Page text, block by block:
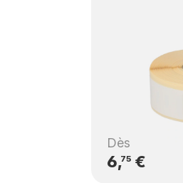
Dès
6,75€